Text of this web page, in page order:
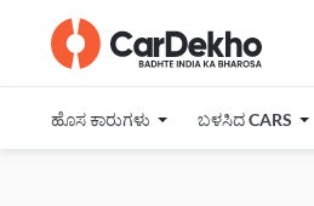
ಹೊಸ ಕಾರುಗಳು ಬಳಸಿದ CARS